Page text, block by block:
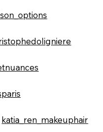
katia_ren_makeuphair